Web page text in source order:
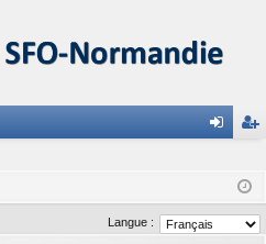
xi
cri
pti
Langue :